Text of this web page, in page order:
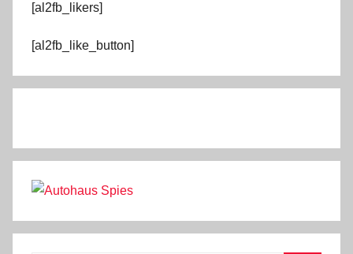
[al2fb_likers]
[al2fb_like_button]